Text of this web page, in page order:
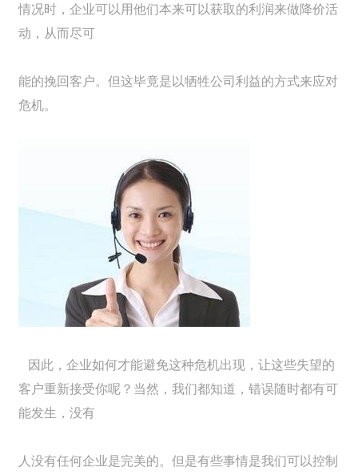
情况时，企业可以用他们本来可以获取的利润来做降价活
动，从而尽可
能的挽回客户。但这毕竟是以牺牲公司利益的方式来应对
危机。
因此，企业如何才能避免这种危机出现，让这些失望的
客户重新接受你呢？当然，我们都知道，错误随时都有可
能发生，没有
人没有任何企业是完美的。但是有些事情是我们可以控制